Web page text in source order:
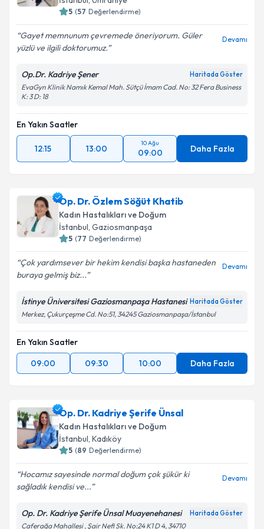
5 (57 Değerlendirme)
Gayet memnunum çevremede öneriyorum. Güler
yüzlü ve ilgili doktorumuz.
Devamı
Op.Dr. Kadriye Şener Haritada Göster
EvaGyn Klinik Namık Kemal Mah. Sütçü İmam Cad. No: 32 Fera Business
K: 3 D: 18
En Yakın Saatler
12:15 13:00
10 Ağu
09:00 Daha Fazla
Op. Dr. Özlem Söğüt Khatib
Kadın Hastalıkları ve Doğum
İstanbul, Gaziosmanpaşa
5 (77 Değerlendirme)
Çok yardımsever bir hekim kendisi başka hastaneden
buraya gelmiş biz...
Devamı
İstinye Üniversitesi Gaziosmanpaşa Hastanesi Haritada Göster
Merkez, Çukurçeşme Cd. No:51, 34245 Gaziosmanpaşa/İstanbul
En Yakın Saatler
09:00
09:30 10:00 Daha Fazla
Op. Dr. Kadriye Şerife Ünsal
Kadın Hastalıkları ve Doğum
İstanbul, Kadıköy
5 (89 Değerlendirme)
Hocamız sayesinde normal doğum çok şükür ki
sağladık kendisi ve...
Devamı
Op. Dr. Kadriye Şerife Ünsal Muayenehanesi Haritada Göster
Caferağa Mahallesi , Şair Nefi Sk. No:24 K1 D 4, 34710